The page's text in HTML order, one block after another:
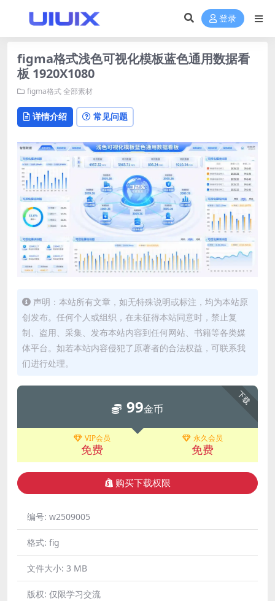
登录
figma格式浅色可视化模板蓝色通用数据看
板 1920X1080
figma格式全部素材
详情介绍 常见问题
声明：本站所有文章，如无特殊说明或标注，均为本站原
创发布。任何个人或组织，在未征得本站同意时，禁止复
制、盗用、采集、发布本站内容到任何网站、书籍等各类媒
体平台。如若本站内容侵犯了原著者的合法权益，可联系我
们进行处理。
下载
99金币
VIP会员
免费
永久会员
免费
购买下载权限
编号: w2509005
格式: fig
文件大小: 3 MB
版权: 仅限学习交流